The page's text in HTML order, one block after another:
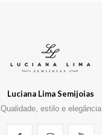
Luciana Lima Semijoias
Qualidade, estilo e elegância